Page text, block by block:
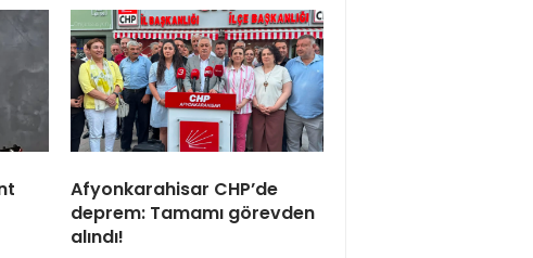
Afyonkarahisar CHP’de
deprem: Tamamı görevden
alındı!